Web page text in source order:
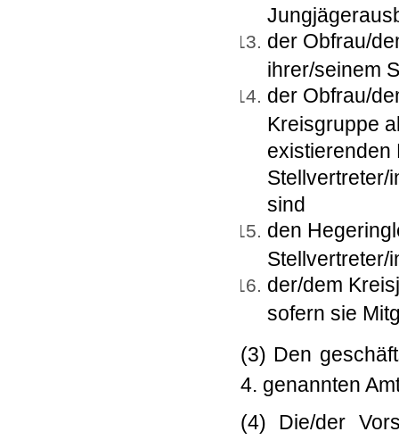
der Obfrau/
ihrer/seinem
der Obfrau/
Kreisgruppe
existierenden
Stellvertreter/
sind
den
Stellvertreter/
der/dem
sofern sie
(3) Den
4. genannten
(4) Die/der